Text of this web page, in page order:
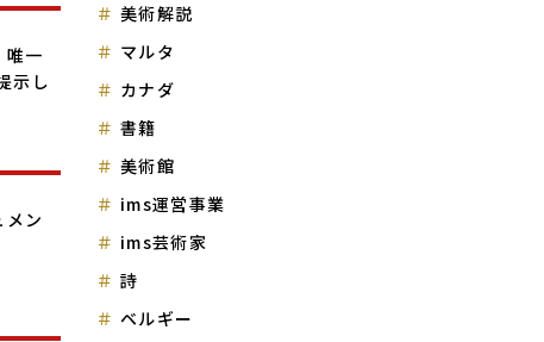
唯一
示し
メン
美術解説
マルタ
カナダ
書籍
美術館
ims運営事業
ims芸術家
詩
ベルギー